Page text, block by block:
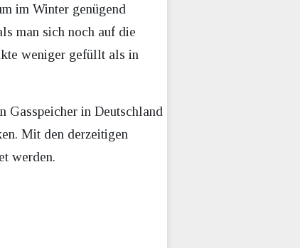
im Winter genügend
man sich noch auf die
weniger gefüllt als in
Gasspeicher in Deutschland
Mit den derzeitigen
werden.